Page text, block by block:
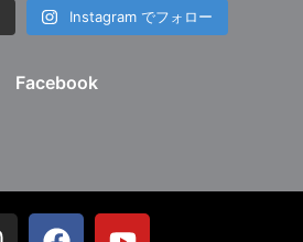
Instagram でフォロー
Facebook